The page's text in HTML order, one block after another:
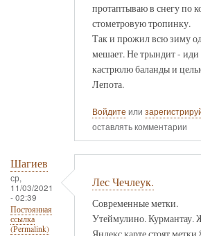
протаптываю в снегу по
стометровую тропинку.
Так и прожил всю зиму
мешает. Не трындит -
кастрюлю баланды и
Лепота.
Войдите или
оставлять комментарии
Шагиев
ср,
11/03/2021
- 02:39
Постоянная
ссылка
(Permalink)
Лес Чечлеук.
Современные метки.
Утеймулино. Курмантау.